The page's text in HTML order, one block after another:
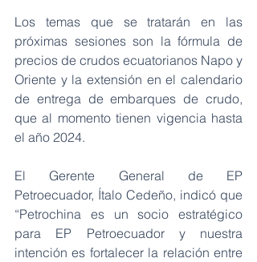
Los temas que se tratarán en las
próximas sesiones son la fórmula de
precios de crudos ecuatorianos Napo y
Oriente y la extensión en el calendario
de entrega de embarques de crudo,
que al momento tienen vigencia hasta
el año 2024.
El Gerente General de EP
Petroecuador, Ítalo Cedeño, indicó que
“Petrochina es un socio estratégico
para EP Petroecuador y nuestra
intención es fortalecer la relación entre